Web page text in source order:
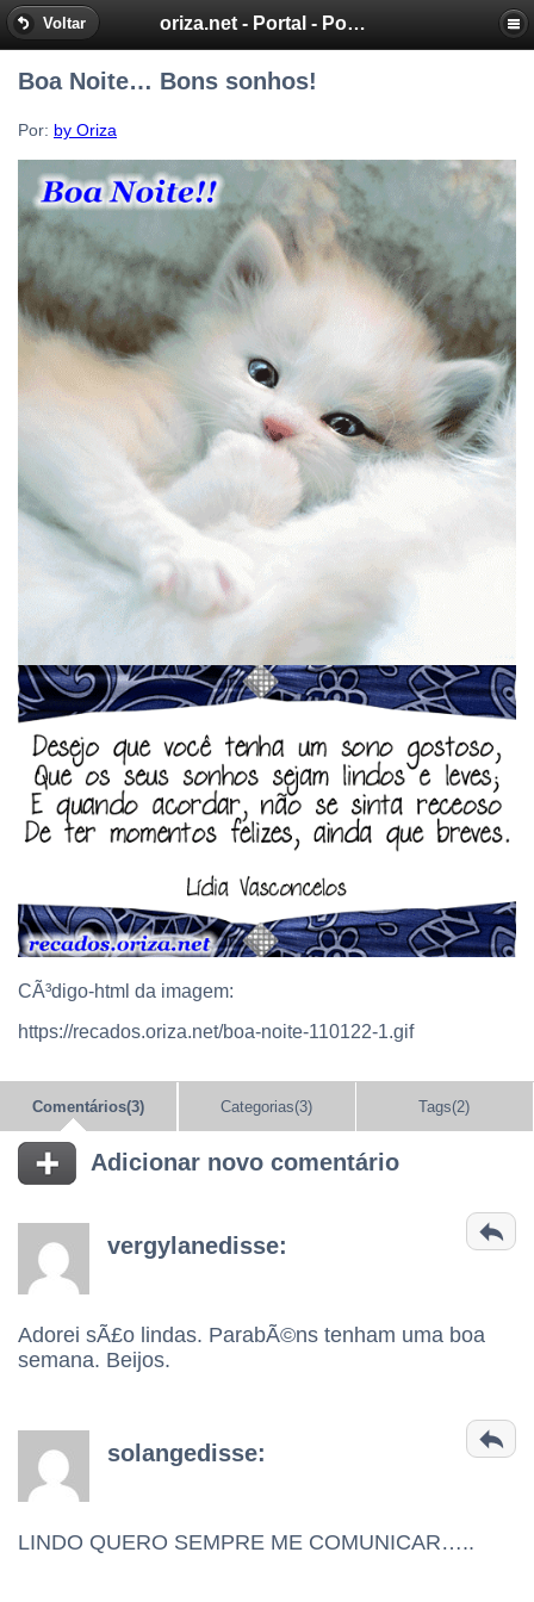
Voltar oriza.net - Portal - Poemas e Mensagens de Oriza Martins
Boa Noite… Bons sonhos!
Por: by Oriza
CÃ³digo-html da imagem:
https://recados.oriza.net/boa-noite-110122-1.gif
Comentários(3) Categorias(3) Tags(2)
Adicionar novo comentário
vergylanedisse:
Adorei sÃ£o lindas. ParabÃ©ns tenham uma boa
semana. Beijos.
solangedisse:
LINDO QUERO SEMPRE ME COMUNICAR…..